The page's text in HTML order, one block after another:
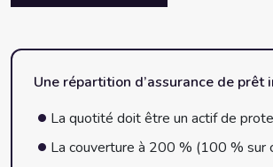
Une répartition d’assurance de
La quotité doit être un actif de
La couverture à 200 % (100 % sur